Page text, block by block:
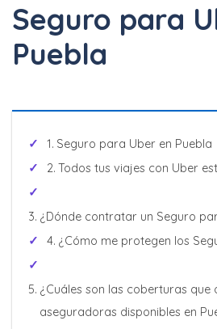
Seguro para
Puebla
Seguro para Uber en Puebla
Todos tus viajes con Uber
¿Dónde contratar un Seguro
¿Cómo me protegen los
¿Cuáles son las coberturas que
aseguradoras disponibles en